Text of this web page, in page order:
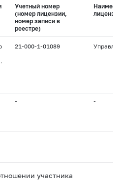
Учетный номер
(номер лицензии,
номер записи в
реестре)
лицензии
21-000-1-01089
- -
участника